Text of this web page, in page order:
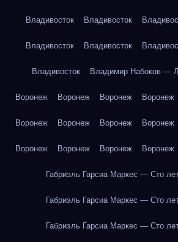
Владивосток Владивосток
Владивосток Владивосток
Владивосток Владимир Набоков —
Воронеж Воронеж Воронеж Воронеж
Воронеж Воронеж Воронеж Воронеж
Воронеж Воронеж Воронеж Воронеж
Габриэль Гарсиа Маркес — Сто
Габриэль Гарсиа Маркес — Сто
Габриэль Гарсиа Маркес — Сто